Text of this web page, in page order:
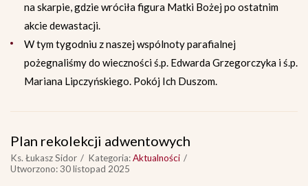
na skarpie, gdzie wróciła figura Matki Bożej po ostatnim
akcie dewastacji.
W tym tygodniu z naszej wspólnoty parafialnej
pożegnaliśmy do wieczności ś.p. Edwarda Grzegorczyka i ś.p.
Mariana Lipczyńskiego. Pokój Ich Duszom.
Plan rekolekcji adwentowych
Ks. Łukasz Sidor Kategoria:Aktualności
Utworzono: 30 listopad 2025